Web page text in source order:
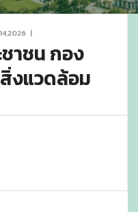
|
าชน กอง
งแวดล้อม